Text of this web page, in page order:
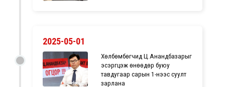
2025-05-01
Хөлбөмбөгчид Ц.Анандбазарыг
эсэргүүцэж өнөөдөр буюу
тавдугаар сарын 1-нээс суулт
зарлана